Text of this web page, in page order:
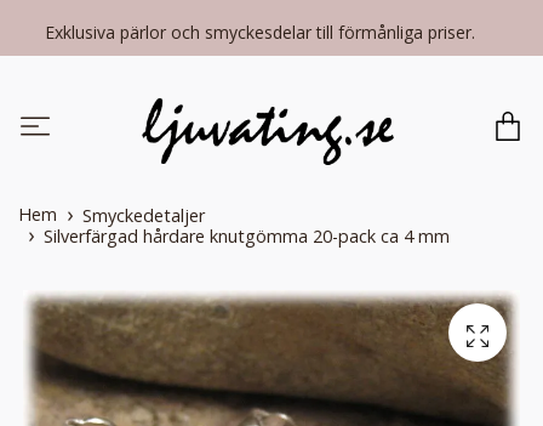
Exklusiva pärlor och smyckesdelar till förmånliga priser.
Hem
Smyckedetaljer
Silverfärgad hårdare knutgömma 20-pack ca 4 mm